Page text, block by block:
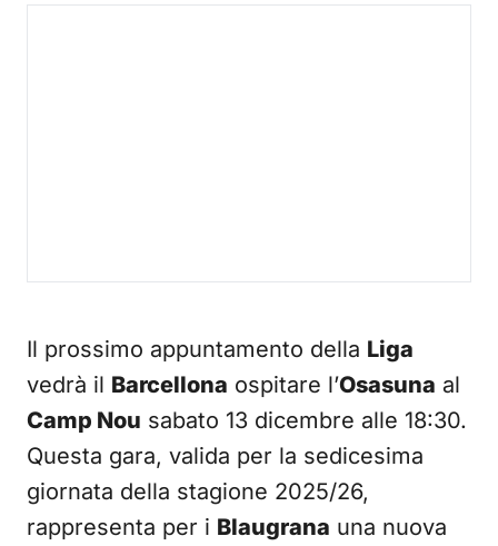
Il prossimo appuntamento della Liga
vedrà il Barcellona ospitare l’Osasuna al
Camp Nou sabato 13 dicembre alle 18:30.
Questa gara, valida per la sedicesima
giornata della stagione 2025/26,
rappresenta per i Blaugrana una nuova